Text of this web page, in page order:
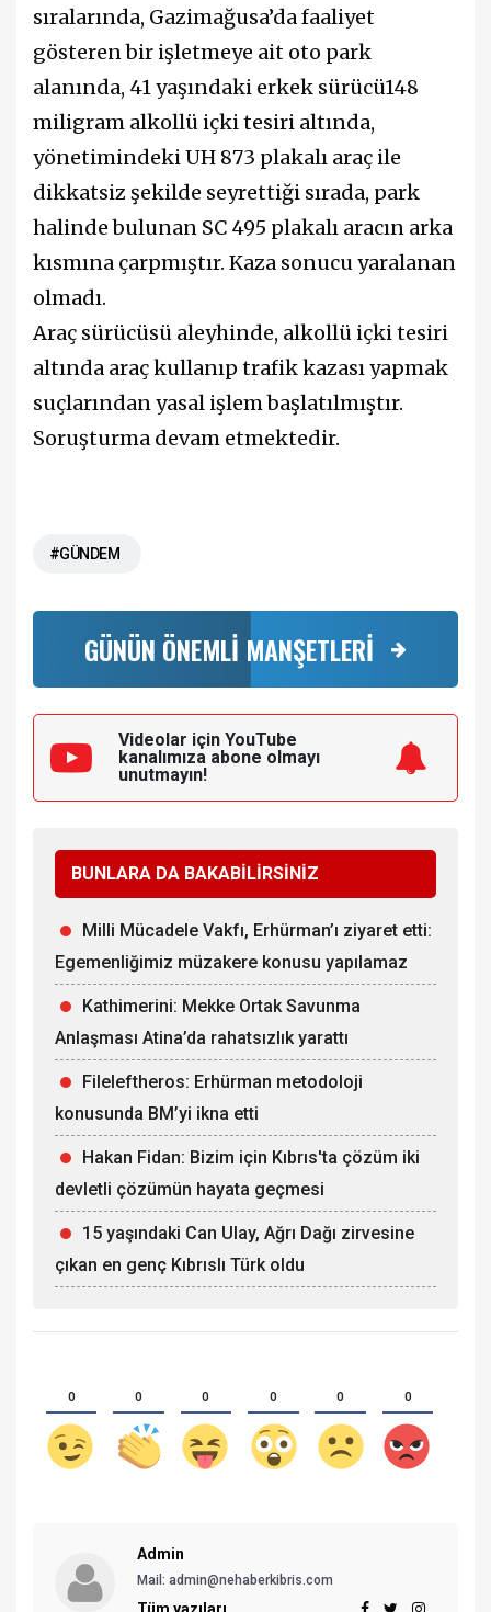
sıralarında, Gazimağusa’da faaliyet
gösteren bir işletmeye ait oto park
alanında, 41 yaşındaki erkek sürücü148
miligram alkollü içki tesiri altında,
yönetimindeki UH 873 plakalı araç ile
dikkatsiz şekilde seyrettiği sırada, park
halinde bulunan SC 495 plakalı aracın arka
kısmına çarpmıştır. Kaza sonucu yaralanan
olmadı.
Araç sürücüsü aleyhinde, alkollü içki tesiri
altında araç kullanıp trafik kazası yapmak
suçlarından yasal işlem başlatılmıştır.
Soruşturma devam etmektedir.
#GÜNDEM
GÜNÜN ÖNEMLİ MANŞETLERİ
Videolar için YouTube
kanalımıza abone olmayı
unutmayın!
BUNLARA DA BAKABİLİRSİNİZ
Milli Mücadele Vakfı, Erhürman’ı ziyaret etti:
Egemenliğimiz müzakere konusu yapılamaz
Kathimerini: Mekke Ortak Savunma
Anlaşması Atina’da rahatsızlık yarattı
Fileleftheros: Erhürman metodoloji
konusunda BM’yi ikna etti
Hakan Fidan: Bizim için Kıbrıs'ta çözüm iki
devletli çözümün hayata geçmesi
15 yaşındaki Can Ulay, Ağrı Dağı zirvesine
çıkan en genç Kıbrıslı Türk oldu
0 0 0 0 0 0
Admin
Mail: admin@nehaberkibris.com